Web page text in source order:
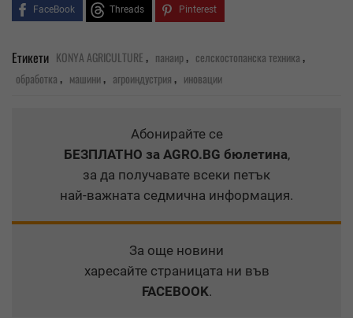
FaceBook Threads Pinterest
Етикети KONYA AGRICULTURE, панаир, селскостопанска техника,
обработка, машини, агроиндустрия, иновации
Абонирайте се
БЕЗПЛАТНО за AGRO.BG бюлетина,
за да получавате всеки петък
най-важната седмична информация.
За още новини
харесайте страницата ни във
FACEBOOK.